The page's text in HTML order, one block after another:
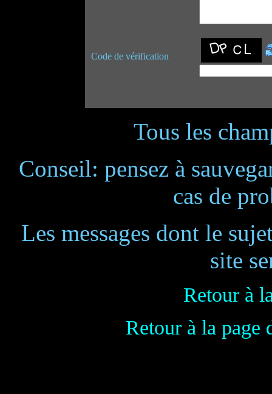
Code de vérification
Tous les
Conseil: pensez à
cas de
Les messages dont le
site
Retour à
Retour à la page